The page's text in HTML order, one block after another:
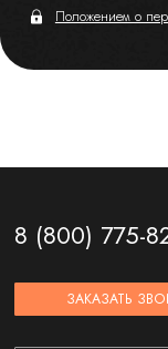
Положением о
8 (800) 775-
ЗАКАЗАТЬ